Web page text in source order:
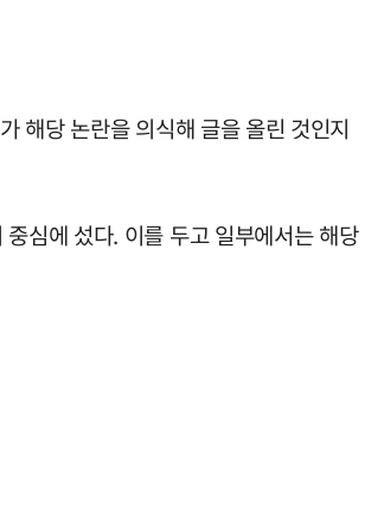
해당 논란을 의식해 글을 올린 것인지
심에 섰다. 이를 두고 일부에서는 해당